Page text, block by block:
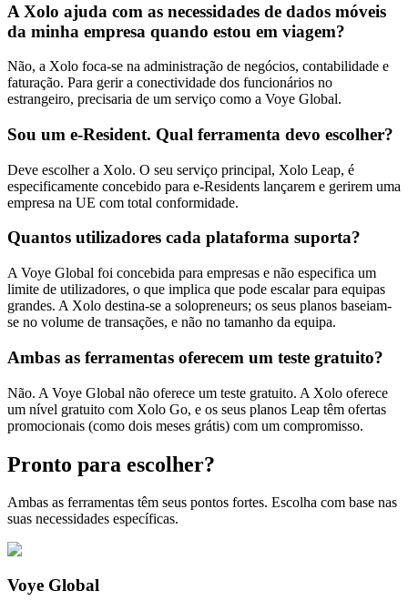
A Xolo ajuda com as necessidades de dados móveis
da minha empresa quando estou em viagem?
Não, a Xolo foca-se na administração de negócios, contabilidade e
faturação. Para gerir a conectividade dos funcionários no
estrangeiro, precisaria de um serviço como a Voye Global.
Sou um e-Resident. Qual ferramenta devo escolher?
Deve escolher a Xolo. O seu serviço principal, Xolo Leap, é
especificamente concebido para e-Residents lançarem e gerirem uma
empresa na UE com total conformidade.
Quantos utilizadores cada plataforma suporta?
A Voye Global foi concebida para empresas e não especifica um
limite de utilizadores, o que implica que pode escalar para equipas
grandes. A Xolo destina-se a solopreneurs; os seus planos baseiam-
se no volume de transações, e não no tamanho da equipa.
Ambas as ferramentas oferecem um teste gratuito?
Não. A Voye Global não oferece um teste gratuito. A Xolo oferece
um nível gratuito com Xolo Go, e os seus planos Leap têm ofertas
promocionais (como dois meses grátis) com um compromisso.
Pronto para escolher?
Ambas as ferramentas têm seus pontos fortes. Escolha com base nas
suas necessidades específicas.
Voye Global